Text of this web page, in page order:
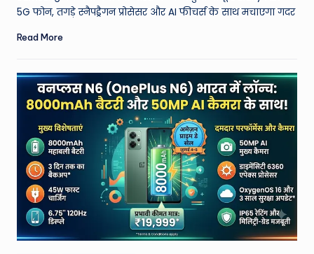
n
d
h
e
W
o
rl
d
5G फोन, तगड़े स्नैपड्रैगन प्रोसेसर और AI फीचर्स के साथ मचाएगा गदर
Read More